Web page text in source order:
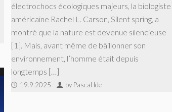
électrochocs écologiques majeurs, la biologiste
américaine Rachel L. Carson, Silent spring, a
montré que la nature est devenue silencieuse
[1]. Mais, avant même de bâillonner son
environnement, l’homme était depuis
longtemps […]
19.9.2025 by Pascal Ide